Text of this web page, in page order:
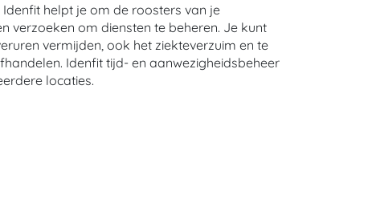
helpt je om de roosters van je
verzoeken om diensten te beheren. Je kunt
vermijden, ook het ziekteverzuim en te
Idenfit tijd- en aanwezigheidsbeheer
locaties.